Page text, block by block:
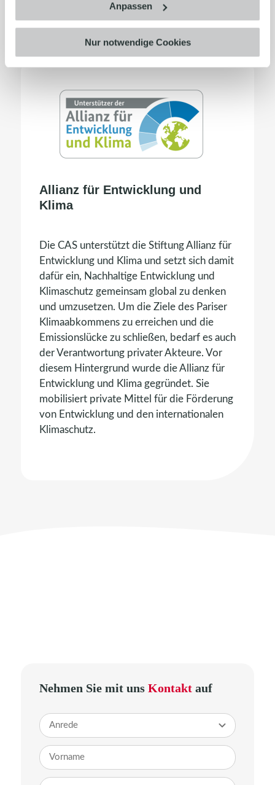
Anpassen
Nur notwendige Cookies
Allianz für Entwicklung und
Klima
Die CAS unterstützt die Stiftung Allianz für
Entwicklung und Klimaund setzt sich damit
dafür ein, Nachhaltige Entwicklung und
Klimaschutz gemeinsam global zu denken
und umzusetzen. Um die Ziele des Pariser
Klimaabkommens zu erreichen und die
Emissionslücke zu schließen, bedarf es auch
der Verantwortung privater Akteure. Vor
diesem Hintergrund wurde die Allianz für
Entwicklung und Klima gegründet. Sie
mobilisiert private Mittel für die Förderung
von Entwicklung und den internationalen
Klimaschutz.
Nehmen Sie mit uns Kontakt auf